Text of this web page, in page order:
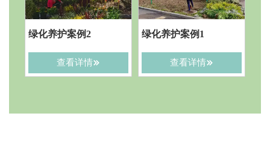
查看详情 查看详情
查看详情 查看详情
绿化养护案例2
查看详情
绿化养护案例1
查看详情
查看详情 查看详情
查看详情 查看详情